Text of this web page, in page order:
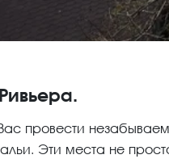
провести
Эти места не